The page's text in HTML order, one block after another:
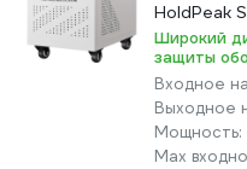
HoldPeak
Широкий
защиты
Входное
Выходное
Мощность:
Max